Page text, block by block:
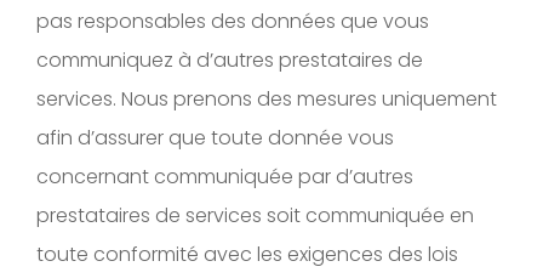
pas responsables des données que vous
communiquez à d’autres prestataires de
services. Nous prenons des mesures uniquement
afin d’assurer que toute donnée vous
concernant communiquée par d’autres
prestataires de services soit communiquée en
toute conformité avec les exigences des lois